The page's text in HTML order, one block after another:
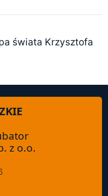
świata Krzysztofa
z o.o.